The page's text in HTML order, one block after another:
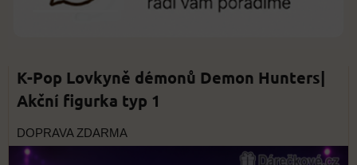
K-Pop Lovkyně démonů Demon Hunters|
Akční figurka typ 1
DOPRAVA ZDARMA